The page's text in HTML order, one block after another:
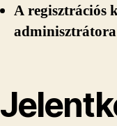
A regisztrációs